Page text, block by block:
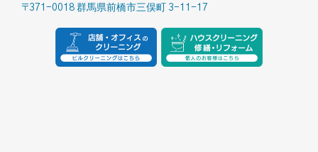
〒371-0018 群馬県前橋市三俣町 3-11-17